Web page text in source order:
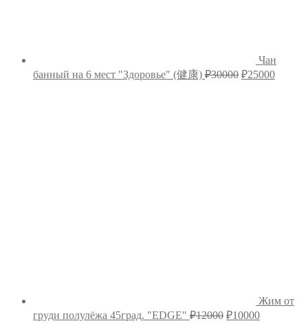
Чан
банный на 6 мест "Здоровье" (健康) ₽30000 ₽25000
Жим от
груди полулёжа 45град. "EDGE" ₽12000 Первоначальная
₽10000Текущая